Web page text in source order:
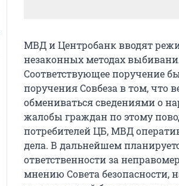
МВД и Центробанк вводят
незаконных методах
Соответствующее поручение
поручения Совбеза в том, что
обмениваться сведениями о
жалобы граждан по этому
потребителей ЦБ, МВД
дела. В дальнейшем
ответственности за
мнению Совета безопасности,